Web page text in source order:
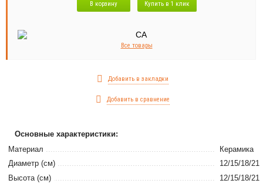
В корзину Купить в 1 клик
Все товары
Добавить в закладки
Добавить в сравнение
Основные характеристики:
Материал
Керамика
Диаметр (см)
12/15/18/21
Высота (см)
12/15/18/21